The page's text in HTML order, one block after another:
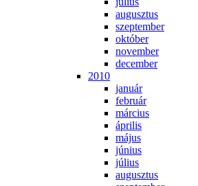
au­gusz­tus
szep­tem­ber
ok­tó­ber
no­vem­ber
de­cem­ber
2010
ja­nu­ár
feb­ru­ár
már­ci­us
áp­ri­lis
má­jus
jú­ni­us
jú­li­us
au­gusz­tus